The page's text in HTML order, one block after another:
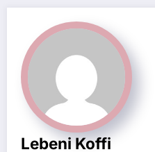
Lebeni Koffi